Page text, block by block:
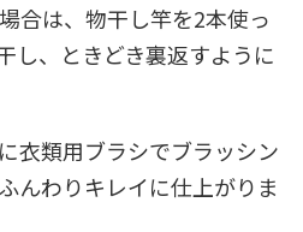
合は、物干し竿を2本使っ
し、ときどき裏返すように
衣類用ブラシでブラッシン
んわりキレイに仕上がりま